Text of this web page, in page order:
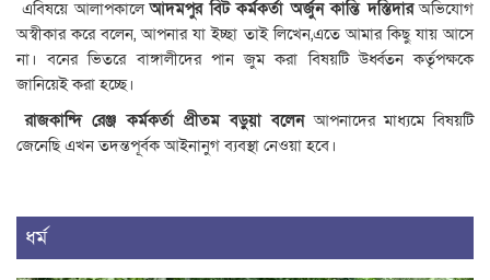
এবিষয়ে আলাপকালেআদমপুর বিট কর্মকর্তা অর্জুন কান্তি দস্তিদারঅভিযোগ
অস্বীকার করে বলেন, আপনার যা ইচ্ছা তাই লিখেন,এতে আমার কিছু যায় আসে
না। বনের ভিতরে বাঙ্গালীদের পান জুম করা বিষয়টি উর্ধ্বতন কর্তৃপক্ষকে
জানিয়েই করা হচ্ছে।
রাজকান্দি রেঞ্জ কর্মকর্তা প্রীতম বড়ুয়া বলেনআপনাদের মাধ্যমে বিষয়টি
জেনেছি এখন তদন্তপূর্বক আইনানুগ ব্যবস্থা নেওয়া হবে।
ধর্ম